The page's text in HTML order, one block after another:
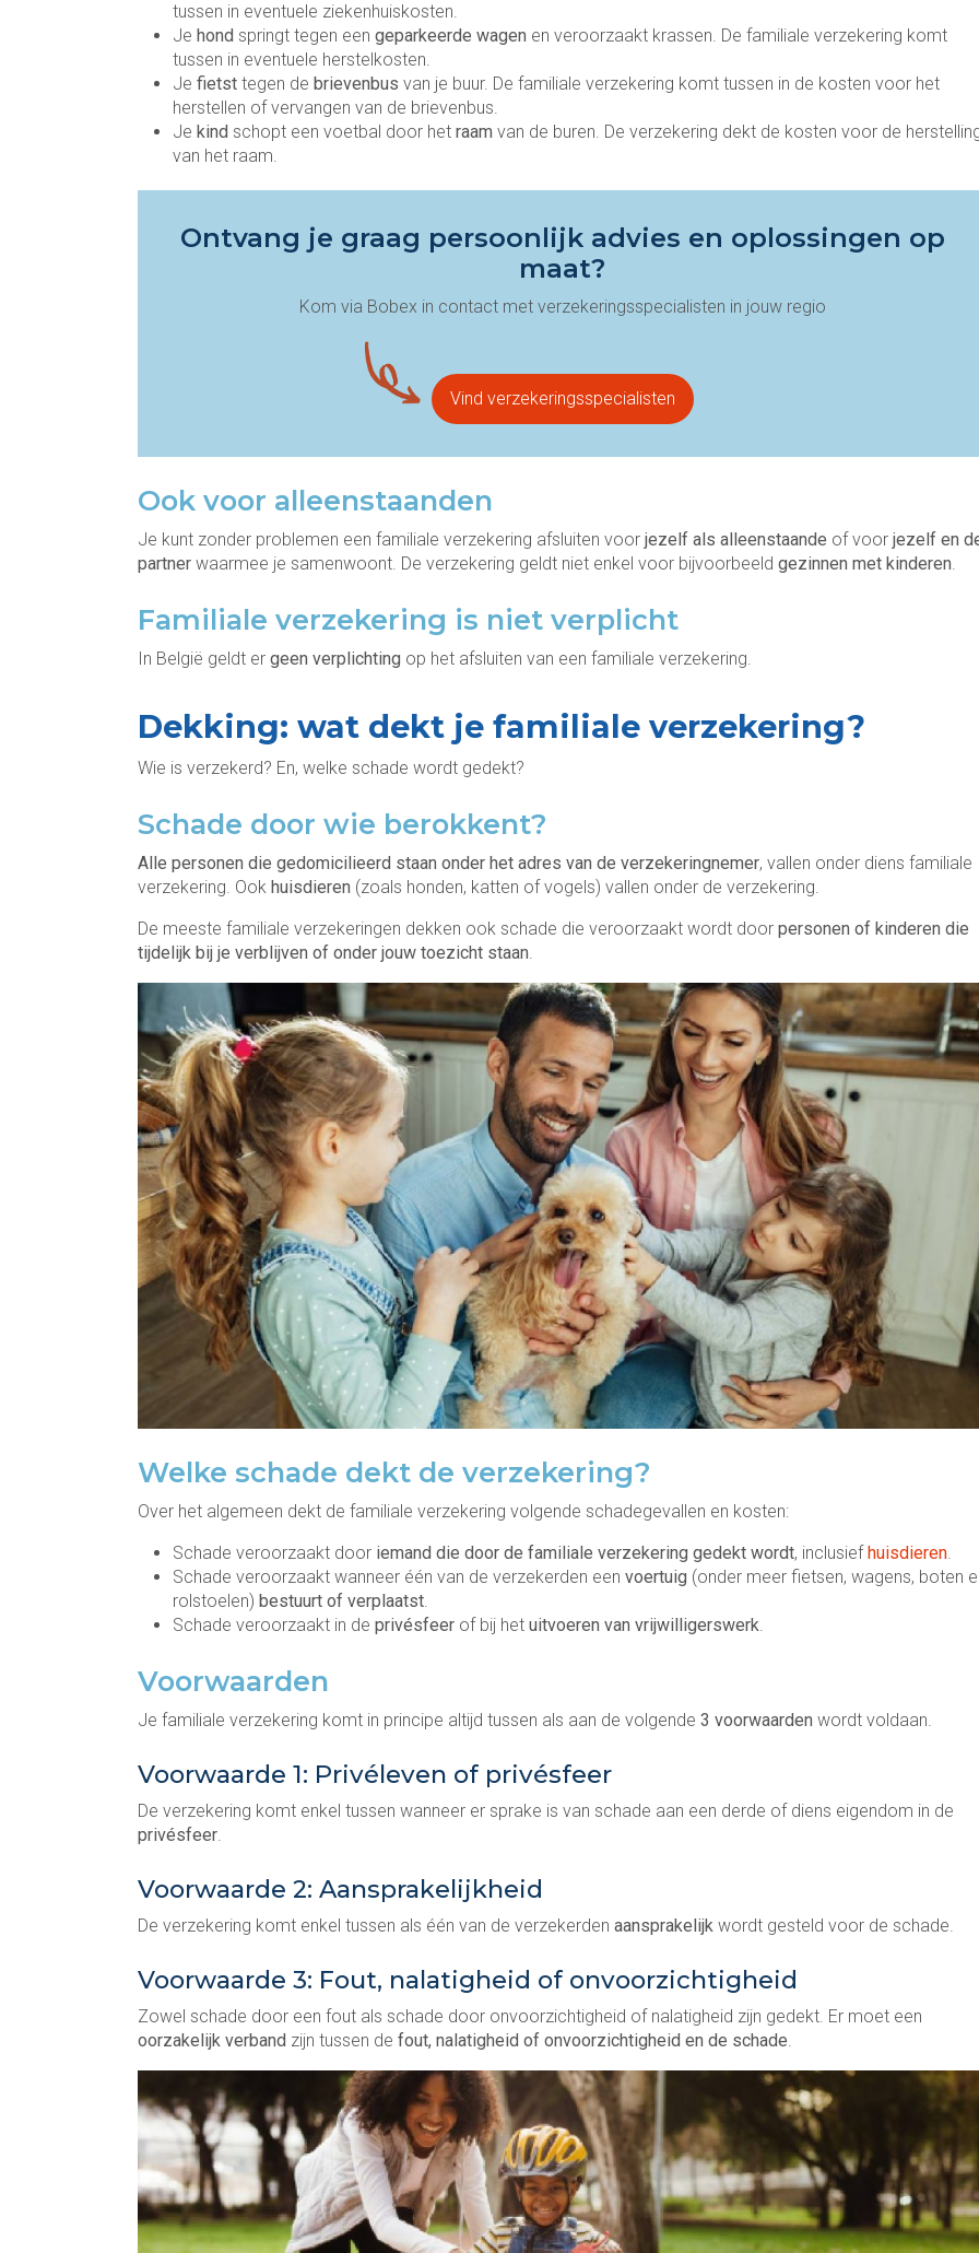
tussen in eventuele ziekenhuiskosten.
Je hond springt tegen een geparkeerde wagen en veroorzaakt krassen. De familiale verzekering komt
tussen in eventuele herstelkosten.
Je fietst tegen de brievenbus van je buur. De familiale verzekering komt tussen in de kosten voor het
herstellen of vervangen van de brievenbus.
Je kind schopt een voetbal door het raam van de buren. De verzekering dekt de kosten voor de
van het raam.
Ontvang je graag persoonlijk advies en oplossingen op
maat?
Kom via Bobex in contact met verzekeringsspecialisten in jouw regio
Vind verzekeringsspecialisten
Ook voor alleenstaanden
Je kunt zonder problemen een familiale verzekering afsluiten voor jezelf als alleenstaande of voor jezelf en
partner waarmee je samenwoont. De verzekering geldt niet enkel voor bijvoorbeeld gezinnen met kinderen.
Familiale verzekering is niet verplicht
In België geldt er geen verplichting op het afsluiten van een familiale verzekering.
Dekking: wat dekt je familiale verzekering?
Wie is verzekerd? En, welke schade wordt gedekt?
Schade door wie berokkent?
Alle personen die gedomicilieerd staan onder het adres van de verzekeringnemer, vallen onder diens familiale
verzekering. Ook huisdieren (zoals honden, katten of vogels) vallen onder de verzekering.
De meeste familiale verzekeringen dekken ook schade die veroorzaakt wordt door personen of kinderen die
tijdelijk bij je verblijven of onder jouw toezicht staan.
Welke schade dekt de verzekering?
Over het algemeen dekt de familiale verzekering volgende schadegevallen en kosten:
Schade veroorzaakt door iemand die door de familiale verzekering gedekt wordt, inclusief huisdieren.
Schade veroorzaakt wanneer één van de verzekerden een voertuig (onder meer fietsen, wagens, boten
rolstoelen) bestuurt of verplaatst.
Schade veroorzaakt in de privésfeer of bij het uitvoeren van vrijwilligerswerk.
Voorwaarden
Je familiale verzekering komt in principe altijd tussen als aan de volgende 3 voorwaarden wordt voldaan.
Voorwaarde 1: Privéleven of privésfeer
De verzekering komt enkel tussen wanneer er sprake is van schade aan een derde of diens eigendom in de
privésfeer.
Voorwaarde 2: Aansprakelijkheid
De verzekering komt enkel tussen als één van de verzekerden aansprakelijk wordt gesteld voor de schade.
Voorwaarde 3: Fout, nalatigheid of onvoorzichtigheid
Zowel schade door een fout als schade door onvoorzichtigheid of nalatigheid zijn gedekt. Er moet een
oorzakelijk verband zijn tussen de fout, nalatigheid of onvoorzichtigheid en de schade.